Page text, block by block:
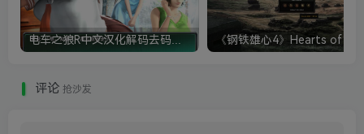
评论 抢沙发